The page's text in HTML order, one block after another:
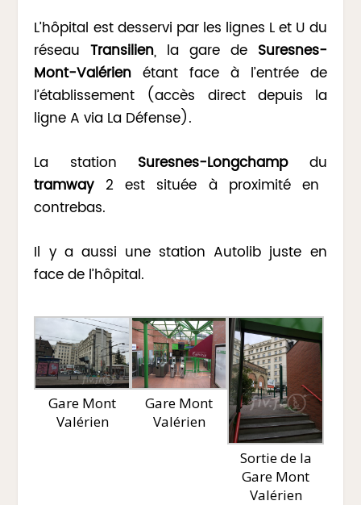
L’hôpital est desservi par les lignes L et U du
réseauTransilien, la gare de Suresnes-
Mont-Valérien étant face à l’entrée de
l’établissement (accès direct depuis la
ligne A via La Défense).
La station Suresnes-Longchampdu
tramway2 est située à proximité en
contrebas.
Il y a aussi une station Autolib juste en
face de l’hôpital.
Gare Mont
Valérien
Gare Mont
Valérien
Sortie de la
Gare Mont
Valérien